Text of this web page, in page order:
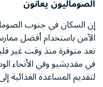
الصوماليون يعانون
إن السكان في جنوب
الآمن باستخدام أفضل
تعد متوفرة منذ وقت غير
في مقديشيو وفي الأنحاء
لتقديم المساعدة الغذائية إلى 1.5 مليون